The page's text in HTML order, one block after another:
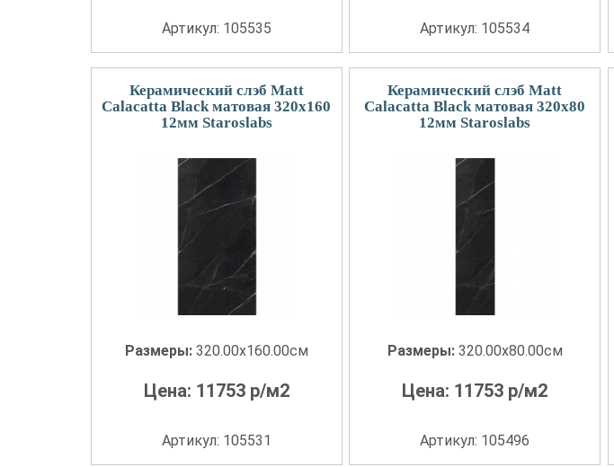
Артикул: 105535 Артикул: 105534
Керамический слэб Matt
Calacatta Black матовая 320x160
12мм Staroslabs
Размеры: 320.00x160.00см
Цена: 11753р/м2
Артикул: 105531
Керамический слэб Matt
Calacatta Black матовая 320x80
12мм Staroslabs
Размеры: 320.00x80.00см
Цена: 11753 р/м2
Артикул: 105496